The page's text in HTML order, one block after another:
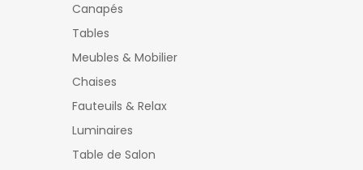
Canapés
Tables
Meubles & Mobilier
Chaises
Fauteuils & Relax
Luminaires
Table de Salon